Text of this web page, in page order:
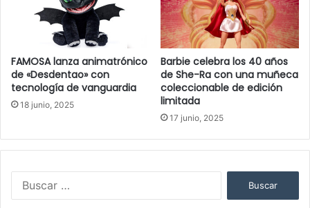
FAMOSA lanza animatrónico
de «Desdentao» con
tecnología de vanguardia
18 junio, 2025
Barbie celebra los 40 años
de She-Ra con una muñeca
coleccionable de edición
limitada
17 junio, 2025